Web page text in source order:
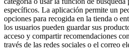
específicos. La aplicación permite un
opciones para recogida en la tienda o
los usuarios pueden guardar sus
acceso y compartir recomendaciones
través de las redes sociales o el correo